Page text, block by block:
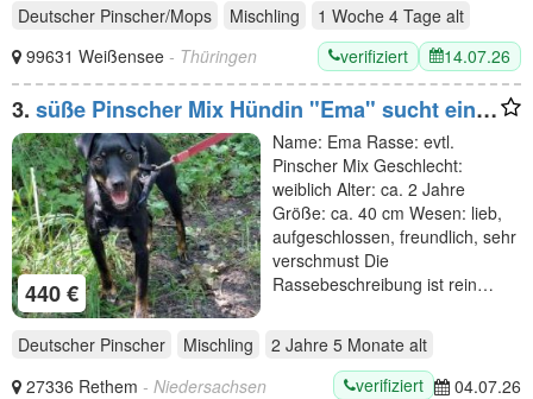
Deutscher Pinscher/Mops Mischling 1 Woche 4 Tage alt
99631 Weißensee - Thüringen verifiziert 14.07.26
3. süße Pinscher Mix Hündin "Ema" sucht ein
Zuhause
440 €
Name: Ema Rasse: evtl.
Pinscher Mix Geschlecht:
weiblich Alter: ca. 2 Jahre
Größe: ca. 40 cm Wesen: lieb,
aufgeschlossen, freundlich, sehr
verschmust Die
Rassebeschreibung ist rein…
Deutscher Pinscher Mischling 2 Jahre 5 Monate alt
27336 Rethem - Niedersachsen verifiziert 04.07.26